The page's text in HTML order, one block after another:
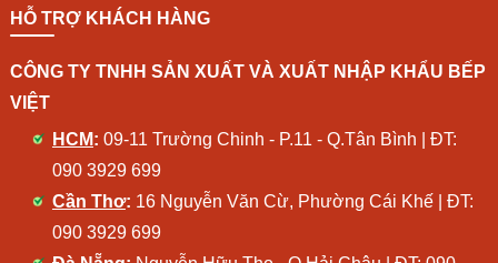
HỖ TRỢ KHÁCH HÀNG
CÔNG TY TNHH SẢN XUẤT VÀ XUẤT NHẬP KHẨU BẾP
VIỆT
HCM: 09-11 Trường Chinh - P.11 - Q.Tân Bình | ĐT:
090 3929 699
Cần Thơ: 16 Nguyễn Văn Cừ, Phường Cái Khế | ĐT:
090 3929 699